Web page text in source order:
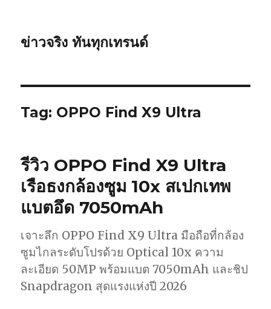
ข่าวจริง ทันทุกเทรนด์
Tag: OPPO Find X9 Ultra
รีวิว OPPO Find X9 Ultra
เรือธงกล้องซูม 10x สเปกเทพ
แบตอึด 7050mAh
เจาะลึก OPPO Find X9 Ultra มือถือที่กล้อง
ซูมไกลระดับโปรด้วย Optical 10x ความ
ละเอียด 50MP พร้อมแบต 7050mAh และชิป
Snapdragon สุดแรงแห่งปี 2026